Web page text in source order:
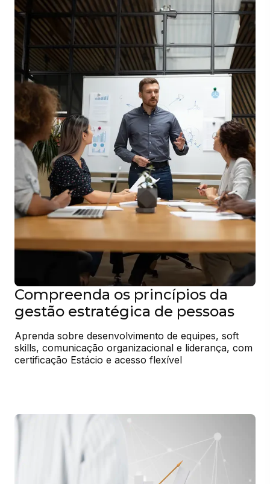
Compreenda os princípios da
gestão estratégica de pessoas
Aprenda sobre desenvolvimento de equipes, soft
skills, comunicação organizacional e liderança, com
certificação Estácio e acesso flexível